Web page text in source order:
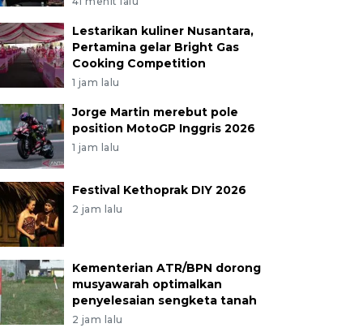
Lestarikan kuliner Nusantara,
Pertamina gelar Bright Gas
Cooking Competition
1 jam lalu
Jorge Martin merebut pole
position MotoGP Inggris 2026
1 jam lalu
Festival Kethoprak DIY 2026
2 jam lalu
Kementerian ATR/BPN dorong
musyawarah optimalkan
penyelesaian sengketa tanah
2 jam lalu